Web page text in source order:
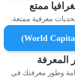
ممتع
معرفية ممتعة.
معرفتك في